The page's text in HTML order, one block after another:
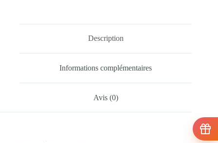
Description
Informations complémentaires
Avis (0)